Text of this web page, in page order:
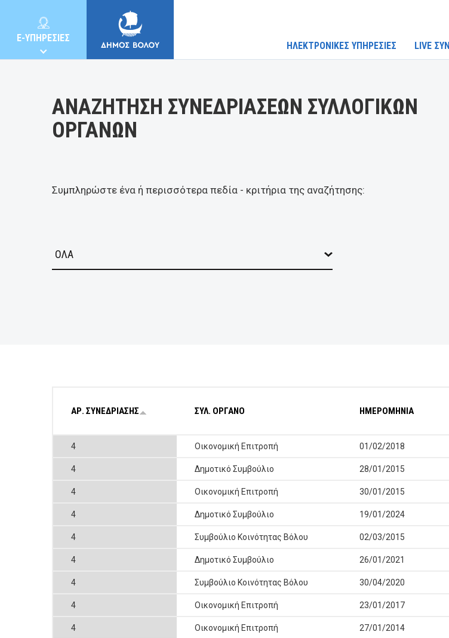
E-ΥΠΗΡΕΣΙΕΣ
ΕΠΙΧΕΙΡΗΣΕΙΣ
ΗΛΕΚΤΡΟΝΙΚΕΣ ΥΠΗΡΕΣΙΕΣ LIVE
ΑΝΑΖΗΤΗΣΗ ΣΥΝΕΔΡΙΑΣΕΩΝ ΣΥΛΛΟΓΙΚΩΝ
ΟΡΓΑΝΩΝ
Συμπληρώστε ένα ή περισσότερα πεδία - κριτήρια της αναζήτησης:
ΑΡ. ΣΥΝΕΔΡΙΑΣΗΣ ΣΥΛ. ΟΡΓΑΝΟ ΗΜΕΡΟΜΗΝΙΑ
4 Οικονομική Επιτροπή 01/02/2018
4 Δημοτικό Συμβούλιο 28/01/2015
4 Οικονομική Επιτροπή 30/01/2015
4 Δημοτικό Συμβούλιο 19/01/2024
4 Συμβούλιο Κοινότητας Βόλου 02/03/2015
4 Δημοτικό Συμβούλιο 26/01/2021
4 Συμβούλιο Κοινότητας Βόλου 30/04/2020
4 Οικονομική Επιτροπή 23/01/2017
4 Οικονομική Επιτροπή 27/01/2014